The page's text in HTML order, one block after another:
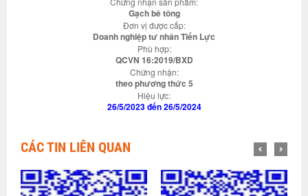
Gạch bê tông
Đơn vị được cấp:
Doanh nghiệp tư nhân Tiến Lực
Phù hợp:
QCVN 16:2019/BXD
Chứng nhận:
theo phương thức 5
Hiệu lực:
26/5/2023 đến 26/5/2024
CÁC TIN LIÊN QUAN